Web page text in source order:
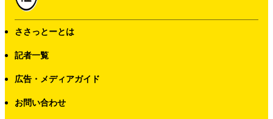
ささっとーとは
記者一覧
広告・メディアガイド
お問い合わせ